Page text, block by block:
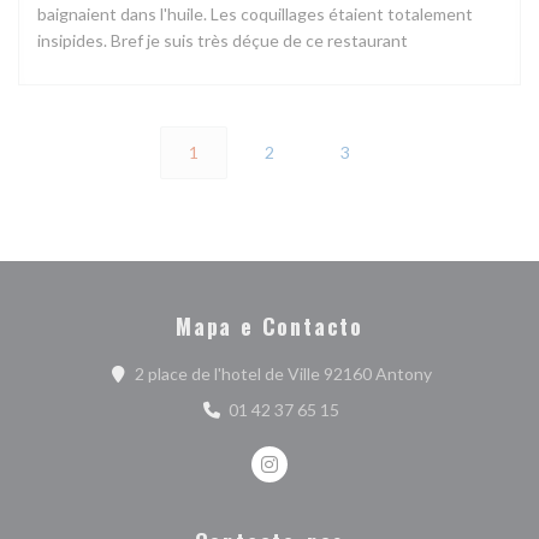
baignaient dans l'huile. Les coquillages étaient totalement
insipides. Bref je suis très déçue de ce restaurant
1 2 3
Mapa e Contacto
2 place de l'hotel de Ville 92160 Antony((abre numa
01 42 37 65 15
Instagram ((abre numa nova